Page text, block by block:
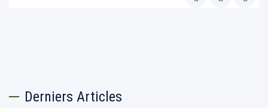
Derniers Articles